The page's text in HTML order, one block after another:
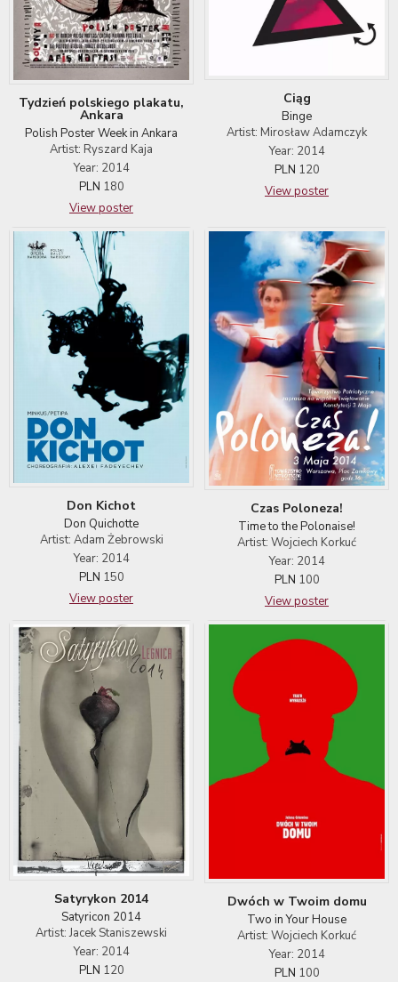
Tydzień polskiego plakatu,
Ankara
Polish Poster Week in Ankara
Artist: Ryszard Kaja
Year: 2014
PLN 180
View poster
Ciąg
Binge
Artist: Mirosław Adamczyk
Year: 2014
PLN 120
View poster
Don Kichot
Don Quichotte
Artist: Adam Żebrowski
Year: 2014
PLN 150
View poster
Czas Poloneza!
Time to the Polonaise!
Artist: Wojciech Korkuć
Year: 2014
PLN 100
View poster
Satyrykon 2014
Satyricon 2014
Artist: Jacek Staniszewski
Year: 2014
PLN 120
Dwóch w Twoim domu
Two in Your House
Artist: Wojciech Korkuć
Year: 2014
PLN 100